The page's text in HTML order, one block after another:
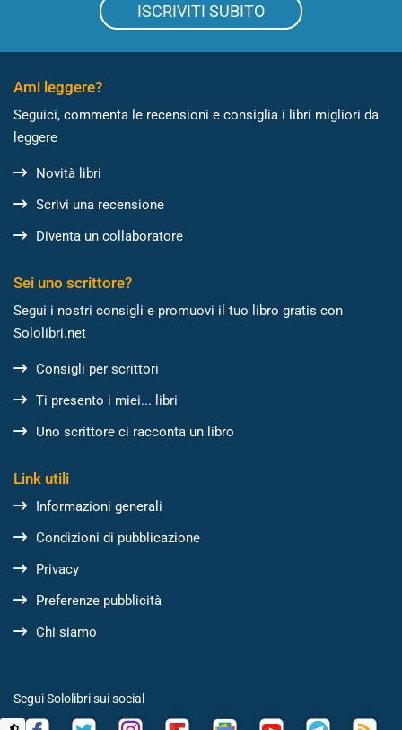
ISCRIVITI SUBITO
Ami leggere?
Seguici, commenta le recensioni e consiglia i libri migliori da
leggere
Novità libri
Scrivi una recensione
Diventa un collaboratore
Sei uno scrittore?
Segui i nostri consigli e promuovi il tuo libro gratis con
Sololibri.net
Consigli per scrittori
Ti presento i miei... libri
Uno scrittore ci racconta un libro
Link utili
Informazioni generali
Condizioni di pubblicazione
Privacy
Preferenze pubblicità
Chi siamo
Segui Sololibri sui social